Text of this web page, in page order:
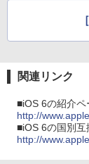
関連リンク
■iOS 6の紹介ペ
http://
■iOS 6の国別互
http://